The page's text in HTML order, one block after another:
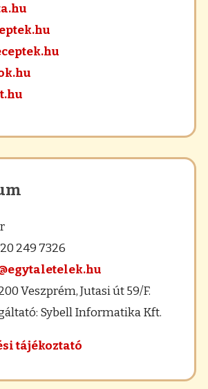
249 7326
Veszprém, Jutasi út 59/F.
Sybell Informatika Kft.
tájékoztató